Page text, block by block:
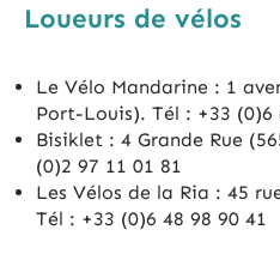
Loueurs de vélos
Le Vélo Mandarine : 1
Port-Louis). Tél : +33 (0)6
Bisiklet : 4 Grande Rue
(0)2 97 11 01 81
Les Vélos de la Ria : 45
Tél : +33 (0)6 48 98 90 41